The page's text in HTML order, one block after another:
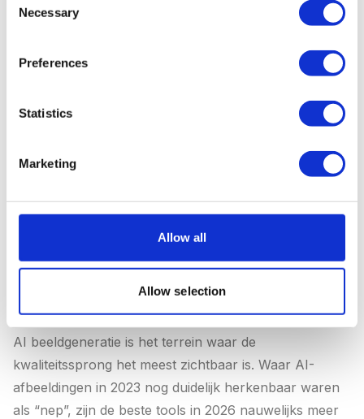
Selection
Necessary
Preferences
Statistics
Marketing
Allow all
Allow selection
de content die een MKB-bedrijf nodig
Copy.ai als je specifiek behoefte hebt aan
geautomatiseerde workflows — en bereid
3. AI beeldgeneratie: kosten per tool
AI beeldgeneratie is het terrein waar de
kwaliteitssprong het meest zichtbaar is. Waar AI-
afbeeldingen in 2023 nog duidelijk herkenbaar waren
als “nep”, zijn de beste tools in 2026 nauwelijks meer